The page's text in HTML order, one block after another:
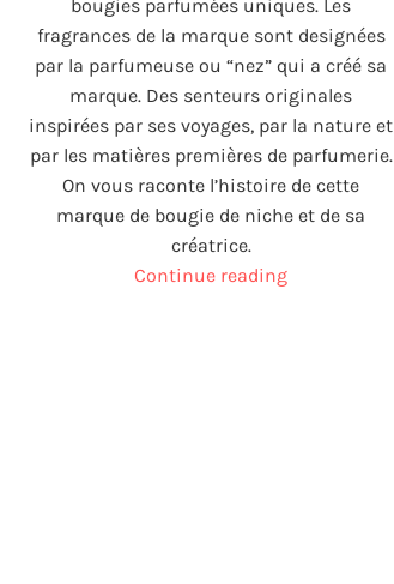
bougies parfumées uniques. Les
fragrances de la marque sont designées
par la parfumeuse ou “nez” qui a créé sa
marque. Des senteurs originales
inspirées par ses voyages, par la nature et
par les matières premières de parfumerie.
On vous raconte l’histoire de cette
marque de bougie de niche et de sa
créatrice.
Continue reading“Vela